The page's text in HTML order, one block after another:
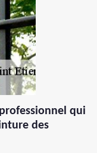
qui
des